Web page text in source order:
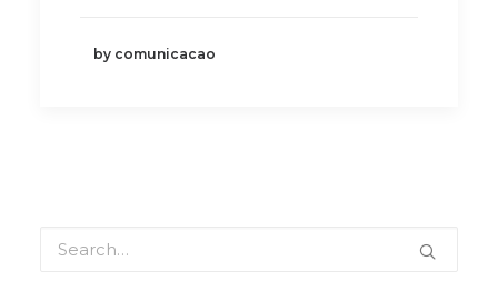
by comunicacao